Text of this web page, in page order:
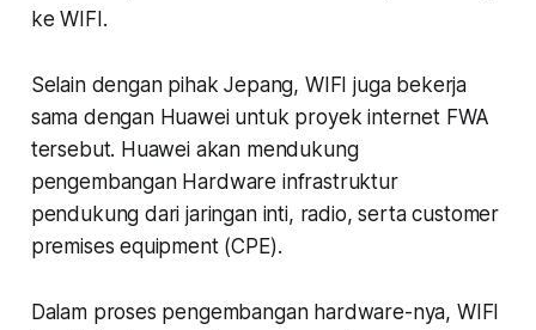
ke WIFI.
Selain dengan pihak Jepang, WIFI juga bekerja
sama dengan Huawei untuk proyek internet FWA
tersebut. Huawei akan mendukung
pengembangan Hardware infrastruktur
pendukung dari jaringan inti, radio, serta customer
premises equipment (CPE).
Dalam proses pengembangan hardware-nya, WIFI